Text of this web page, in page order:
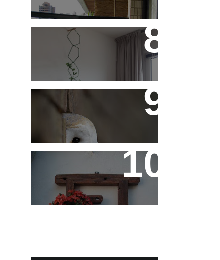
Treliças, Ganchos e
Suportes - Parte 1
Fotos de Domingo - As
Melhores da Semana
Madeira - Painéis e
Vasos de Parede